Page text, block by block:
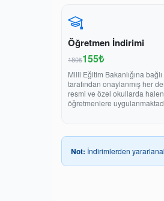
Öğretmen İndirimi
180₺155₺
Milli Eğitim Bakanlığına
tarafından onaylanmış her
resmi ve özel okullarda halen
öğretmenlere
Not: İndirimlerden